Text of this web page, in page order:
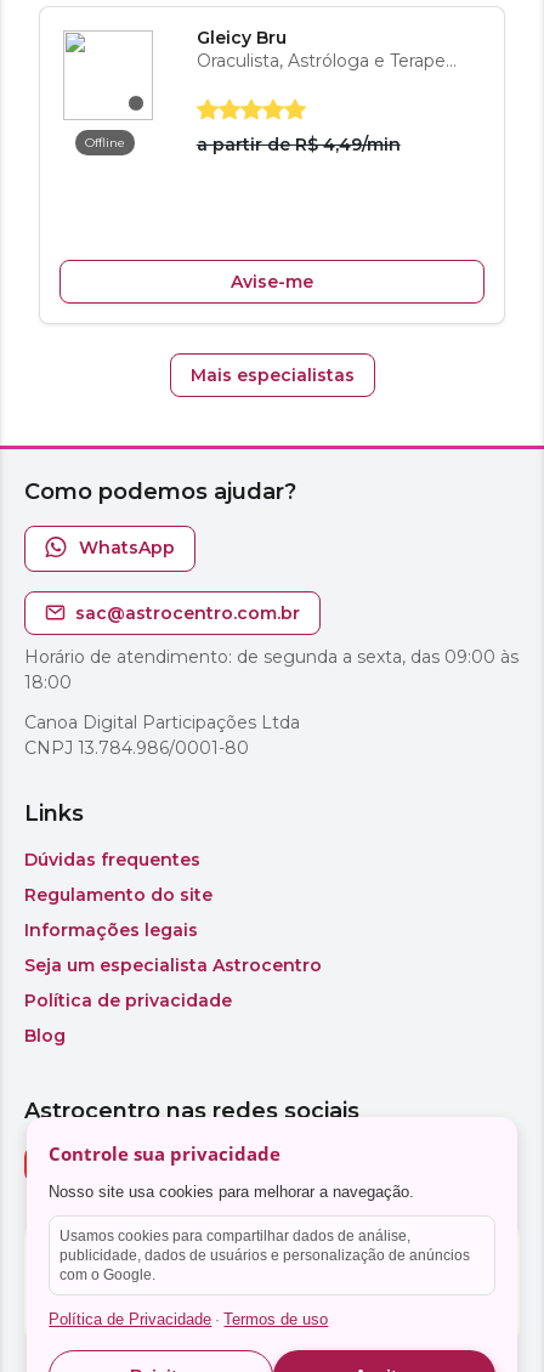
Controle sua privacidade
Nosso site usa cookies para melhorar a navegação.
Usamos cookies para compartilhar dados de análise,
publicidade, dados de usuários e personalização de anúncios
com o Google.
Política de Privacidade · Termos de uso